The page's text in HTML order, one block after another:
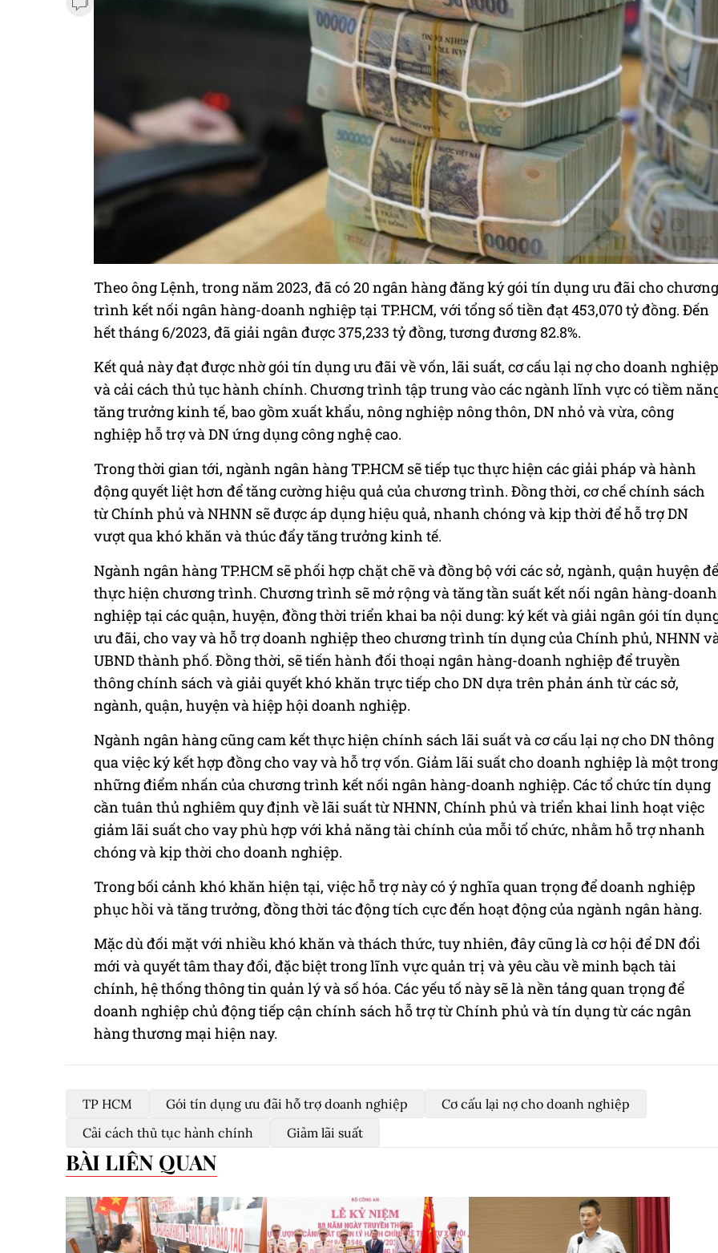
Theo ông Lệnh, trong năm 2023, đã có 20 ngân hàng đăng ký gói tín dụng ưu đãi cho chương
trình kết nối ngân hàng-doanh nghiệp tại TP.HCM, với tổng số tiền đạt 453,070 tỷ đồng. Đến
hết tháng 6/2023, đã giải ngân được 375,233 tỷ đồng, tương đương 82.8%.
Kết quả này đạt được nhờ gói tín dụng ưu đãi về vốn, lãi suất, cơ cấu lại nợ cho doanh nghiệp
và cải cách thủ tục hành chính. Chương trình tập trung vào các ngành lĩnh vực có tiềm
tăng trưởng kinh tế, bao gồm xuất khẩu, nông nghiệp nông thôn, DN nhỏ và vừa, công
nghiệp hỗ trợ và DN ứng dụng công nghệ cao.
Trong thời gian tới, ngành ngân hàng TP.HCM sẽ tiếp tục thực hiện các giải pháp và hành
động quyết liệt hơn để tăng cường hiệu quả của chương trình. Đồng thời, cơ chế chính sách
từ Chính phủ và NHNN sẽ được áp dụng hiệu quả, nhanh chóng và kịp thời để hỗ trợ DN
vượt qua khó khăn và thúc đẩy tăng trưởng kinh tế.
Ngành ngân hàng TP.HCM sẽ phối hợp chặt chẽ và đồng bộ với các sở, ngành, quận huyện để
thực hiện chương trình. Chương trình sẽ mở rộng và tăng tần suất kết nối ngân hàng-doanh
nghiệp tại các quận, huyện, đồng thời triển khai ba nội dung: ký kết và giải ngân gói tín
ưu đãi, cho vay và hỗ trợ doanh nghiệp theo chương trình tín dụng của Chính phủ, NHNN
UBND thành phố. Đồng thời, sẽ tiến hành đối thoại ngân hàng-doanh nghiệp để truyền
thông chính sách và giải quyết khó khăn trực tiếp cho DN dựa trên phản ánh từ các sở,
ngành, quận, huyện và hiệp hội doanh nghiệp.
Ngành ngân hàng cũng cam kết thực hiện chính sách lãi suất và cơ cấu lại nợ cho DN thông
qua việc ký kết hợp đồng cho vay và hỗ trợ vốn. Giảm lãi suất cho doanh nghiệp là một trong
những điểm nhấn của chương trình kết nối ngân hàng-doanh nghiệp. Các tổ chức tín dụng
cần tuân thủ nghiêm quy định về lãi suất từ NHNN, Chính phủ và triển khai linh hoạt việc
giảm lãi suất cho vay phù hợp với khả năng tài chính của mỗi tổ chức, nhằm hỗ trợ nhanh
chóng và kịp thời cho doanh nghiệp.
Trong bối cảnh khó khăn hiện tại, việc hỗ trợ này có ý nghĩa quan trọng để doanh nghiệp
phục hồi và tăng trưởng, đồng thời tác động tích cực đến hoạt động của ngành ngân hàng.
Mặc dù đối mặt với nhiều khó khăn và thách thức, tuy nhiên, đây cũng là cơ hội để DN đổi
mới và quyết tâm thay đổi, đặc biệt trong lĩnh vực quản trị và yêu cầu về minh bạch tài
chính, hệ thống thông tin quản lý và số hóa. Các yếu tố này sẽ là nền tảng quan trọng để
doanh nghiệp chủ động tiếp cận chính sách hỗ trợ từ Chính phủ và tín dụng từ các ngân
hàng thương mại hiện nay.
TP HCM Gói tín dụng ưu đãi hỗ trợ doanh nghiệp
Cơ cấu lại nợ cho doanh nghiệp
Cải cách thủ tục hành chính
Giảm lãi suất
BÀI LIÊN QUAN